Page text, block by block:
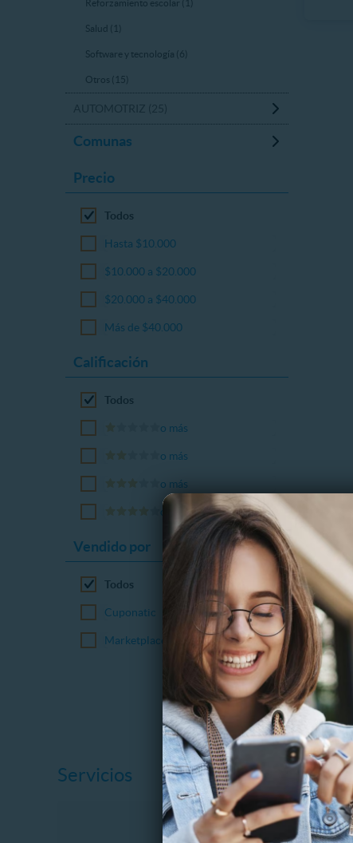
Reforzamiento escolar (1)
Salud (1)
Software y tecnología (6)
Otros (15)
Comunas
Precio
Todos
Hasta $10.000
$10.000 a $20.000
$20.000 a $40.000
Más de $40.000
Calificación
Todos
o más
o más
o más
o más
Vendido por
Todos
Cuponatic
Marketplace
Servicios